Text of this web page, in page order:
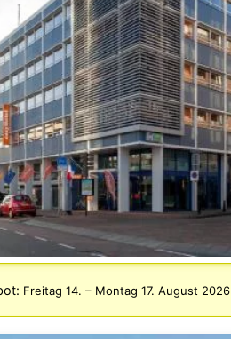
Freitag 14. – Montag 17. August 2026